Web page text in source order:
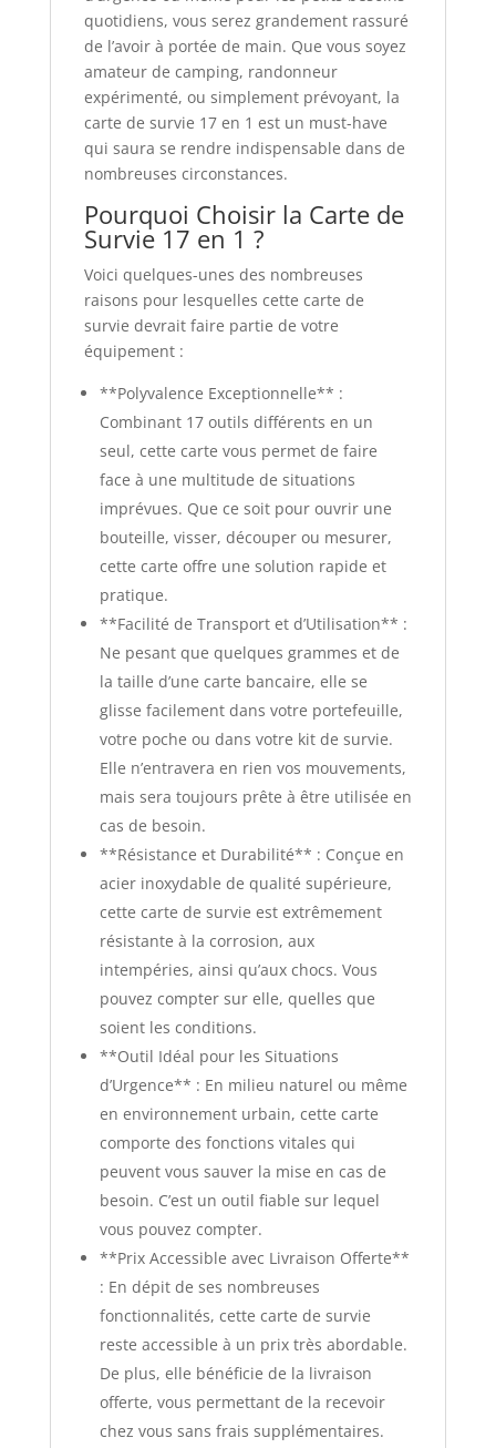
quotidiens, vous serez grandement rassuré
de l’avoir à portée de main. Que vous soyez
amateur de camping, randonneur
expérimenté, ou simplement prévoyant, la
carte de survie 17 en 1 est un must-have
qui saura se rendre indispensable dans de
nombreuses circonstances.
Pourquoi Choisir la Carte de
Survie 17 en 1 ?
Voici quelques-unes des nombreuses
raisons pour lesquelles cette carte de
survie devrait faire partie de votre
équipement :
**Polyvalence Exceptionnelle** :
Combinant 17 outils différents en un
seul, cette carte vous permet de faire
face à une multitude de situations
imprévues. Que ce soit pour ouvrir une
bouteille, visser, découper ou mesurer,
cette carte offre une solution rapide et
pratique.
**Facilité de Transport et d’Utilisation** :
Ne pesant que quelques grammes et de
la taille d’une carte bancaire, elle se
glisse facilement dans votre portefeuille,
votre poche ou dans votre kit de survie.
Elle n’entravera en rien vos mouvements,
mais sera toujours prête à être utilisée en
cas de besoin.
**Résistance et Durabilité** : Conçue en
acier inoxydable de qualité supérieure,
cette carte de survie est extrêmement
résistante à la corrosion, aux
intempéries, ainsi qu’aux chocs. Vous
pouvez compter sur elle, quelles que
soient les conditions.
**Outil Idéal pour les Situations
d’Urgence** : En milieu naturel ou même
en environnement urbain, cette carte
comporte des fonctions vitales qui
peuvent vous sauver la mise en cas de
besoin. C’est un outil fiable sur lequel
vous pouvez compter.
**Prix Accessible avec Livraison Offerte**
: En dépit de ses nombreuses
fonctionnalités, cette carte de survie
reste accessible à un prix très abordable.
De plus, elle bénéficie de la livraison
offerte, vous permettant de la recevoir
chez vous sans frais supplémentaires.